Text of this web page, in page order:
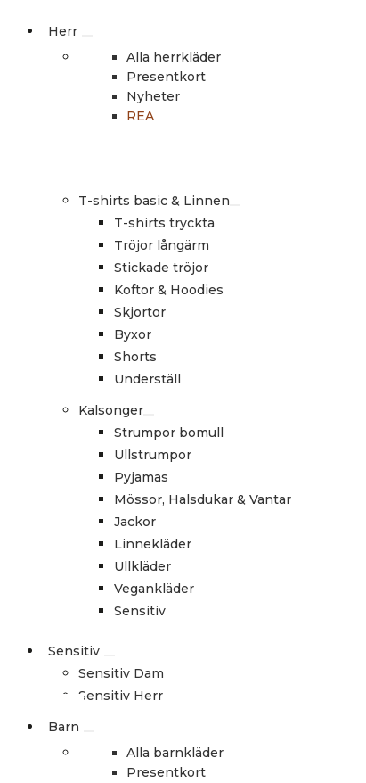
Herr
Alla herrkläder
Presentkort
Nyheter
REA
T-shirts basic & Linnen
T-shirts tryckta
Tröjor långärm
Stickade tröjor
Koftor & Hoodies
Skjortor
Byxor
Shorts
Underställ
Kalsonger
Strumpor bomull
Ullstrumpor
Pyjamas
Mössor, Halsdukar & Vantar
Jackor
Linnekläder
Ullkläder
Vegankläder
Sensitiv
Sensitiv
Sensitiv Dam
Sensitiv Herr
Barn
Alla barnkläder
Presentkort